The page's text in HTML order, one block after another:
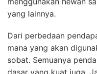
yang lainnya.
Dari perbedaan
mana yang akan
sobat. Semuanya
dasar yang kuat juga.